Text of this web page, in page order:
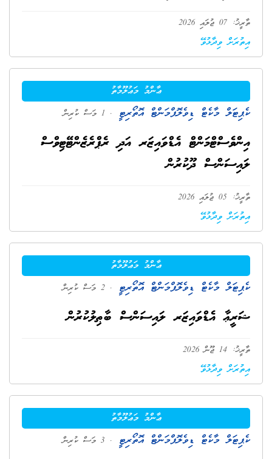
ތާރީޚު: 07 ޖުލައި 2026
އިތުރަށް ވިދާޅުވޭ
ޢާންމު މަޢުލޫމާތު
ކެޕިޓަލް މާކެޓް ޑިވެލޮޕްމަންޓް އޮތޯރިޓީ . 1 މަސް ކުރިން
އިންވެސްޓްމަންޓް އެޑްވައިޒަރ އަދި ރެޕްރެޒެންޓޭޓިވްސް
ލައިސަންސް ދޫކުރުން
ތާރީޚު: 05 ޖުލައި 2026
އިތުރަށް ވިދާޅުވޭ
ޢާންމު މަޢުލޫމާތު
ކެޕިޓަލް މާކެޓް ޑިވެލޮޕްމަންޓް އޮތޯރިޓީ . 2 މަސް ކުރިން
ޝަރީޢާ އެޑްވައިޒަރ ލައިސަންސް ބާޠިލުކުރުން
ތާރީޚު: 14 ޖޫން 2026
އިތުރަށް ވިދާޅުވޭ
ޢާންމު މަޢުލޫމާތު
ކެޕިޓަލް މާކެޓް ޑިވެލޮޕްމަންޓް އޮތޯރިޓީ . 3 މަސް ކުރިން